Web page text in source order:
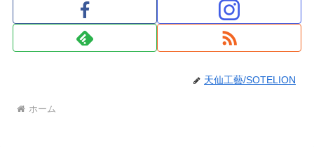
天仙工藝/SOTELION
ホーム